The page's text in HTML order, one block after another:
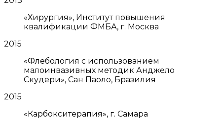
«Хирургия», Институт повышения
квалификации ФМБА, г. Москва
2015
«Флебология с использованием
малоинвазивных методик Анджело
Скудери», Сан Паоло, Бразилия
2015
«Карбокситерапия», г. Самара